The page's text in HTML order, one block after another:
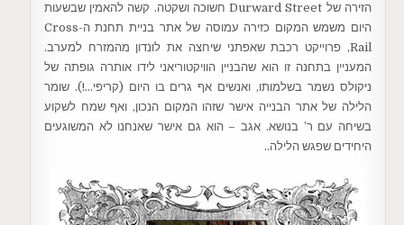
הזירה של Durward Street חשוכה ושקטה. קשה להאמין שבשעות
היום משמש המקום כזירה עמוסה של אתר בניית תחנת ה-Cross
Rail, פרוייקט רכבת שאפתני שיחצה את לונדון מהמזרח למערב.
המעניין בתחנה זו הוא שהבניין הוויקטוריאני לידו אותרה גופתה של
ניקולס נשמר בשלמותו, ואנשים אף גרים בו היום (קריפי…!). שומר
הלילה של אתר הבנייה אישר שזהו המקום הנכון, ואף שמח לשקוע
בשיחה עם ר’ בנושא. אגב – הוא גם אישר שאנחנו לא המשוגעים
היחידים שפגש הלילה..